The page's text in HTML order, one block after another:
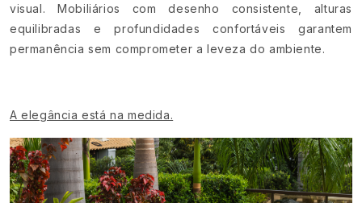
visual. Mobiliários com desenho consistente, alturas
equilibradas e profundidades confortáveis garantem
permanência sem comprometer a leveza do ambiente.
A elegância está na medida.